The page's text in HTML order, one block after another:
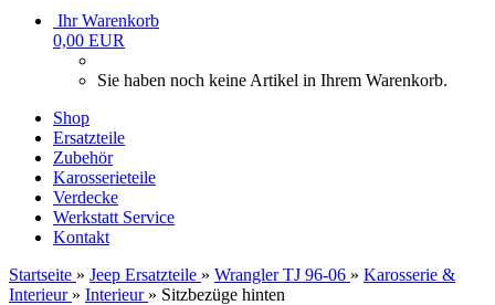
Ihr Warenkorb
0,00 EUR
Sie haben noch keine Artikel in Ihrem Warenkorb.
Shop
Ersatzteile
Zubehör
Karosserieteile
Verdecke
Werkstatt Service
Kontakt
Startseite » Jeep Ersatzteile » Wrangler TJ 96-06 » Karosserie &
Interieur » Interieur » Sitzbezüge hinten